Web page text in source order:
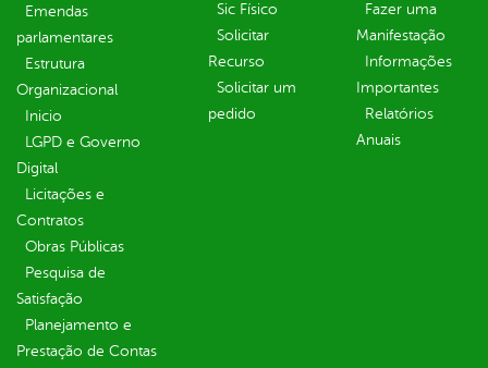
Emendas
parlamentares
Estrutura
Organizacional
Inicio
LGPD e Governo
Digital
Licitações e
Contratos
Obras Públicas
Pesquisa de
Satisfação
Planejamento e
Prestação de Contas
Sic Físico
Solicitar
Recurso
Solicitar um
pedido
Fazer uma
Manifestação
Informações
Importantes
Relatórios
Anuais